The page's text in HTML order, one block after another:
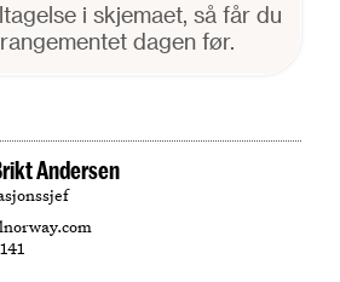
i skjemaet, så får du
dagen før.
Andersen